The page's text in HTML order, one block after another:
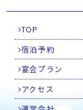
TOP
宿泊予約
宴会プラン
アクセス